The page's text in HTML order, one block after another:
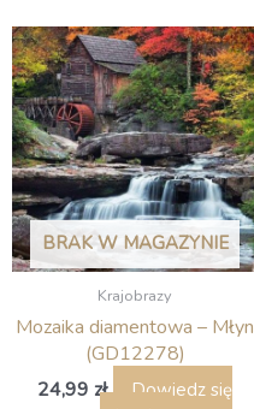
BRAK W MAGAZYNIE
Krajobrazy
Mozaika diamentowa – Młyn
(GD12278)
24,99 zł
Dowiedz się